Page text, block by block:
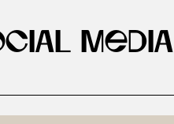
Media